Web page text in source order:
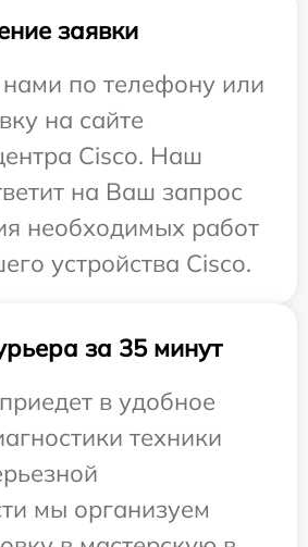
заявки
по телефону или
на сайте
Cisco. Наш
на Ваш запрос
необходимых работ
устройства Cisco.
за 35 минут
в удобное
техники
мы организуем